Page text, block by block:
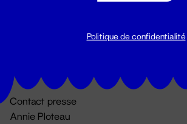
Du lundi au vendredi 14h → 18h
Contact presse
Annie Ploteau
Politique de confidentialité